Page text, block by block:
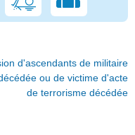
d'ascendants de militaire
ou de victime d'acte
de terrorisme décédée